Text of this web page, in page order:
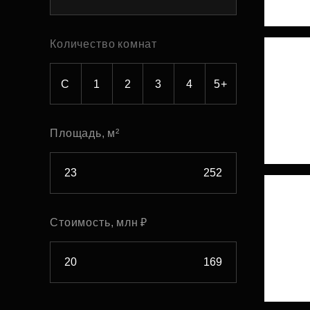
Рефинансирование
Количество комнат
С 1 2 3 4 5+
Площадь, м²
Стоимость, млн ₽